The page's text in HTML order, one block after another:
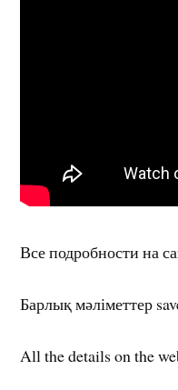
Все подробности на
Барлық мәліметтер
All the details on the